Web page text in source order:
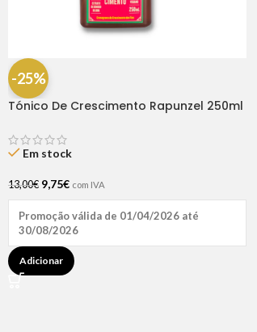
-25%
Tónico De Crescimento Rapunzel 250ml
Em stock
13,00€ 9,75€ com IVA
Promoção válida de 01/04/2026 até
30/08/2026
Adicionar